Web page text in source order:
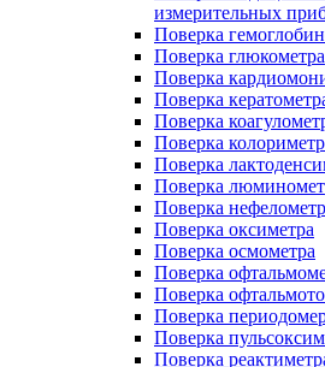
измерительных
Поверка
Поверка глюкометра
Поверка
Поверка
Поверка
Поверка
Поверка
Поверка
Поверка
Поверка оксиметра
Поверка осмометра
Поверка
Поверка
Поверка
Поверка
Поверка